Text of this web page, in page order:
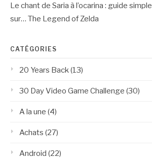
Le chant de Saria à l’ocarina : guide simple
sur… The Legend of Zelda
CATÉGORIES
20 Years Back(13)
30 Day Video Game Challenge (30)
A la une (4)
Achats (27)
Android (22)